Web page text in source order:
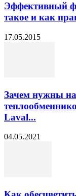
Эффективный
такое и как
17.05.2015
Зачем нужны
Laval...
04.05.2021